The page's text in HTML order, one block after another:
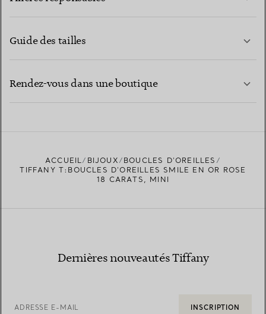
Guide des tailles
Rendez-vous dans une boutique
TROUVEZ LA BOUTIQUE LA PLUS PROCHE
ACCUEIL BIJOUX
BOUCLES D’OREILLES
TIFFANY T:BOUCLES D’OREILLES SMILE EN OR ROSE
18 CARATS, MINI
Dernières nouveautés Tiffany
ADRESSE E-MAIL INSCRIPTION